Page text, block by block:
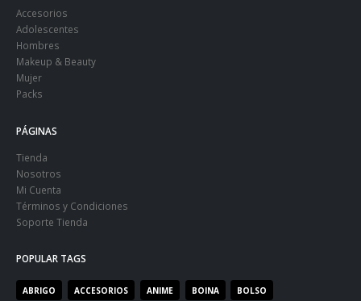
Accesorios
Adolescentes
Hombres
Makeup & Beauty
Mujer
Packs
PÁGINAS
Tienda
Nosotros
Mi Cuenta
Términos y Condiciones
Soporte Tienda
POPULAR TAGS
ABRIGO ACCESORIOS ANIME BOINA BOLSO